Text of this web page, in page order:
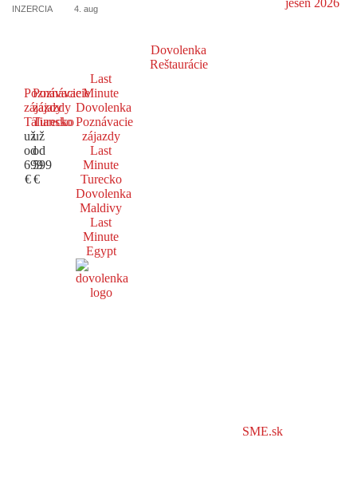
INZERCIA 4. aug
Dovolenka
Reštaurácie
Poznávacie
zájazdy
Taliansko
už
od
699
€
Poznávacie
zájazdy
Turecko
už
od
599
€
Last
Minute
Dovolenka
Poznávacie
zájazdy
Last
Minute
Turecko
Dovolenka
Maldivy
Last
Minute
Egypt
SME.sk